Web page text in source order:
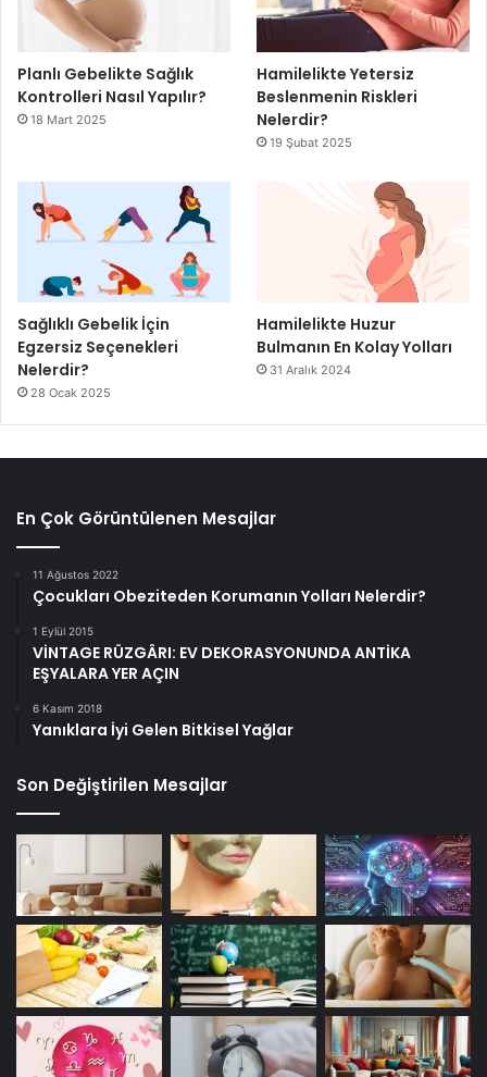
Planlı Gebelikte Sağlık
Kontrolleri Nasıl Yapılır?
18 Mart 2025
Hamilelikte Yetersiz
Beslenmenin Riskleri
Nelerdir?
19 Şubat 2025
Sağlıklı Gebelik İçin
Egzersiz Seçenekleri
Nelerdir?
28 Ocak 2025
Hamilelikte Huzur
Bulmanın En Kolay Yolları
31 Aralık 2024
En Çok Görüntülenen Mesajlar
11 Ağustos 2022
Çocukları Obeziteden Korumanın Yolları Nelerdir?
1 Eylül 2015
VİNTAGE RÜZGÂRI: EV DEKORASYONUNDA ANTİKA
EŞYALARA YER AÇIN
6 Kasım 2018
Yanıklara İyi Gelen Bitkisel Yağlar
Son Değiştirilen Mesajlar